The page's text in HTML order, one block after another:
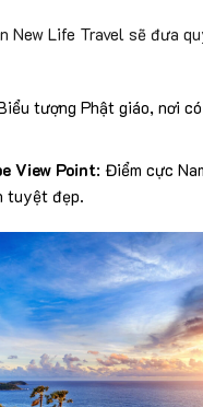
New Life Travel sẽ đưa
tượng Phật giáo, nơi
View Point: Điểm cực
tuyệt đẹp.